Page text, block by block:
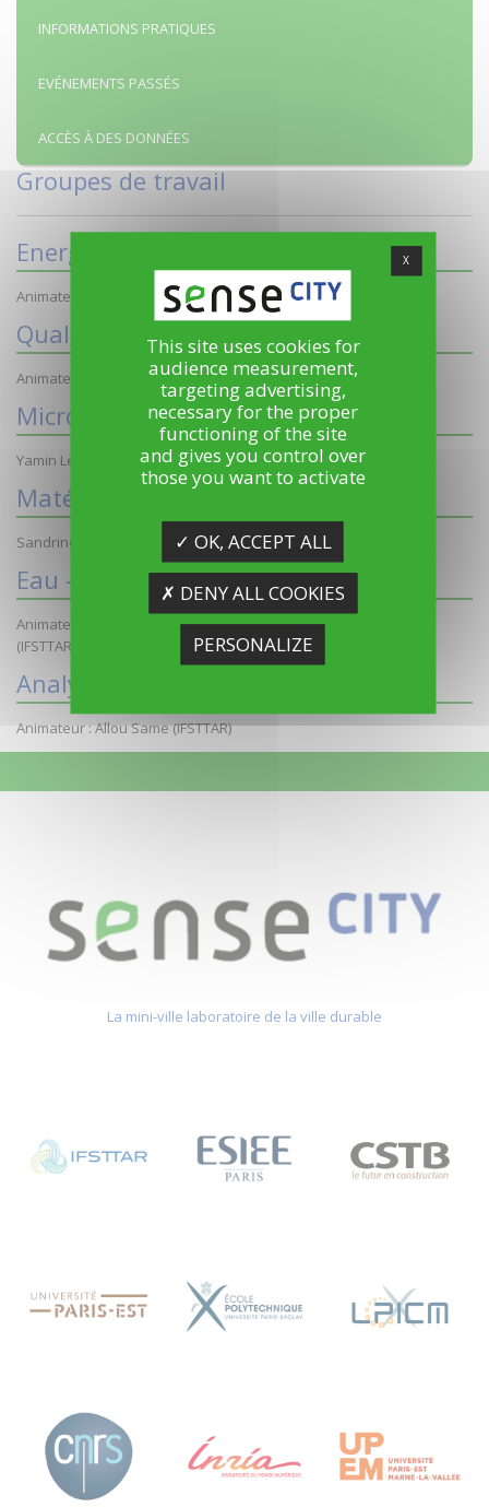
INFORMATIONS PRATIQUES
EVÉNEMENTS PASSÉS
ACCÈS À DES DONNÉES
Groupes de travail
Energie
Animateur : Xiaofeng GUO (ESIEE)
Qualité de l'air
Animateur : Julien Waeytens (IFSTTAR)
Micro et nano intégration
Yamin Leprince (UPEM) Tarik Bourouina (ESIEE)
Matériaux biosourcés
Sandrine Marceau (IFSTTAR)
Eau - Sol - Végétation
Animateur : Marie-Christine Gromaire (ENPC) - Béatrice Bechet
(IFSTTAR)
Analyse de données
Animateur : Allou Same (IFSTTAR)
La mini-ville laboratoire de la ville durable
X
This site uses cookies for
audience measurement,
targeting advertising,
necessary for the proper
functioning of the site
and gives you control over
those you want to activate
✓ OK, ACCEPT ALL
✗ DENY ALL COOKIES
PERSONALIZE